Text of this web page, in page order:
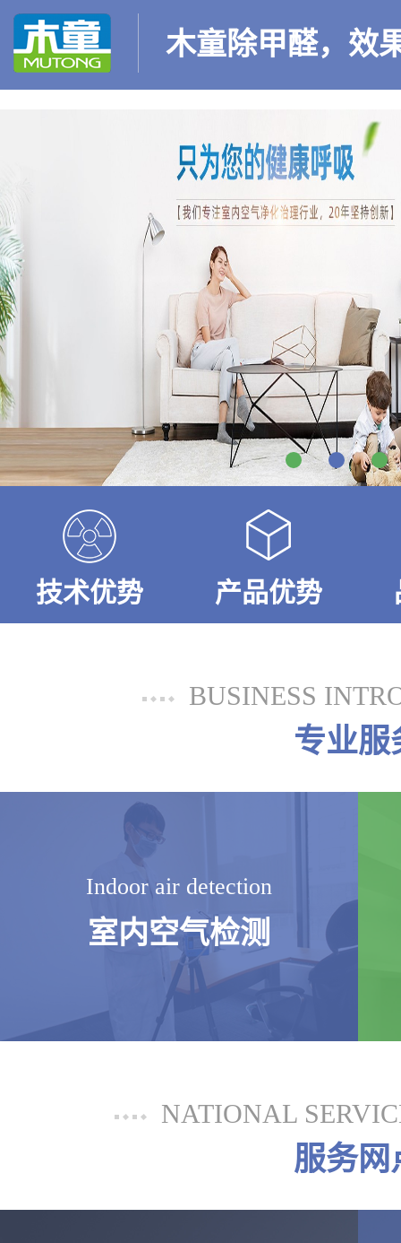
木童除甲醛，效
技术优势 产品优势
BUSINESS
专业服
Indoor air detection
室内空气检测
NATIONAL
服务网